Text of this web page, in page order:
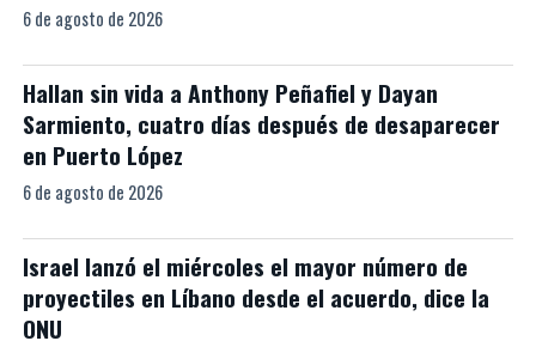
6 de agosto de 2026
Hallan sin vida a Anthony Peñafiel y Dayan
Sarmiento, cuatro días después de desaparecer
en Puerto López
6 de agosto de 2026
Israel lanzó el miércoles el mayor número de
proyectiles en Líbano desde el acuerdo, dice la
ONU